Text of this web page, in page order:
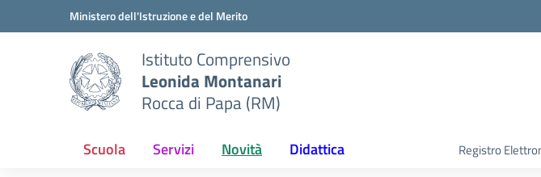
Vai ai contenuti
Vai al menu di navigazioneMinistero dell'Istruzione e del Merito
Istituto Comprensivo
Leonida Montanari
Rocca di Papa (RM)
Scuola Servizi Novità Didattica Registro